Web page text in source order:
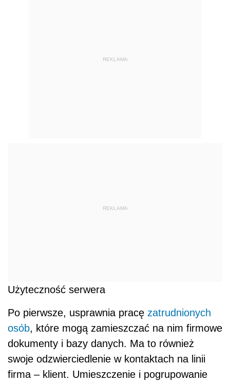
REKLAMA
REKLAMA
Użyteczność serwera
Po pierwsze, usprawnia pracę zatrudnionych
osób, które mogą zamieszczać na nim firmowe
dokumenty i bazy danych. Ma to również
swoje odzwierciedlenie w kontaktach na linii
firma – klient. Umieszczenie i pogrupowanie